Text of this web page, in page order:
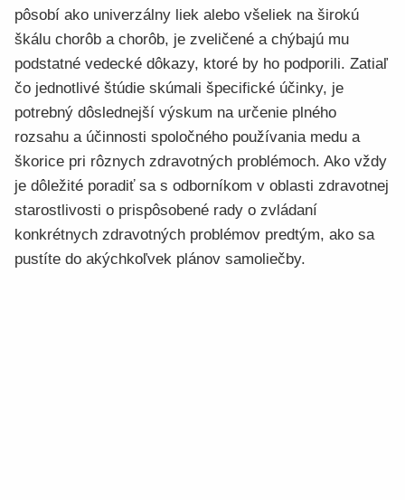
pôsobí ako univerzálny liek alebo všeliek na širokú
škálu chorôb a chorôb, je zveličené a chýbajú mu
podstatné vedecké dôkazy, ktoré by ho podporili. Zatiaľ
čo jednotlivé štúdie skúmali špecifické účinky, je
potrebný dôslednejší výskum na určenie plného
rozsahu a účinnosti spoločného používania medu a
škorice pri rôznych zdravotných problémoch. Ako vždy
je dôležité poradiť sa s odborníkom v oblasti zdravotnej
starostlivosti o prispôsobené rady o zvládaní
konkrétnych zdravotných problémov predtým, ako sa
pustíte do akýchkoľvek plánov samoliečby.